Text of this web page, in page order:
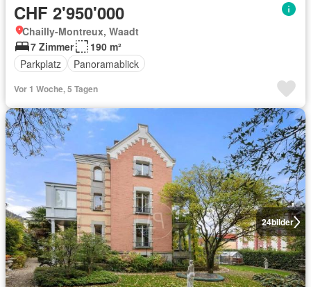
CHF 2'950'000
Chailly-Montreux, Waadt
7 Zimmer
190 m²
Parkplatz
Panoramablick
Vor 1 Woche, 5 Tagen
24bilder